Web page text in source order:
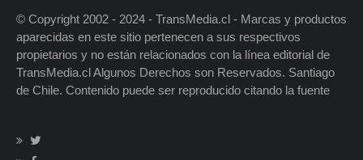
© Copyright 2002 - 2024 - TransMedia.cl - Marcas y productos
aparecidas en este sitio pertenecen a sus respectivos
propietarios y no están relacionados con la línea editorial de
TransMedia.cl Algunos Derechos son Reservados. Santiago
de Chile. Contenido puede ser reproducido citando la fuente